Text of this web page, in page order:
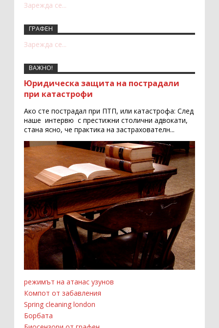
Зарежда се...
ГРАФЕН
Зарежда се...
ВАЖНО!
Юридическа защита на пострадали
при катастрофи
Ако сте пострадал при ПТП, или катастрофа: След
наше интервю с престижни столични адвокати,
стана ясно, че практика на застрахователн...
режимът на атанас узунов
Компот от забавления
Spring cleaning london
Борбата